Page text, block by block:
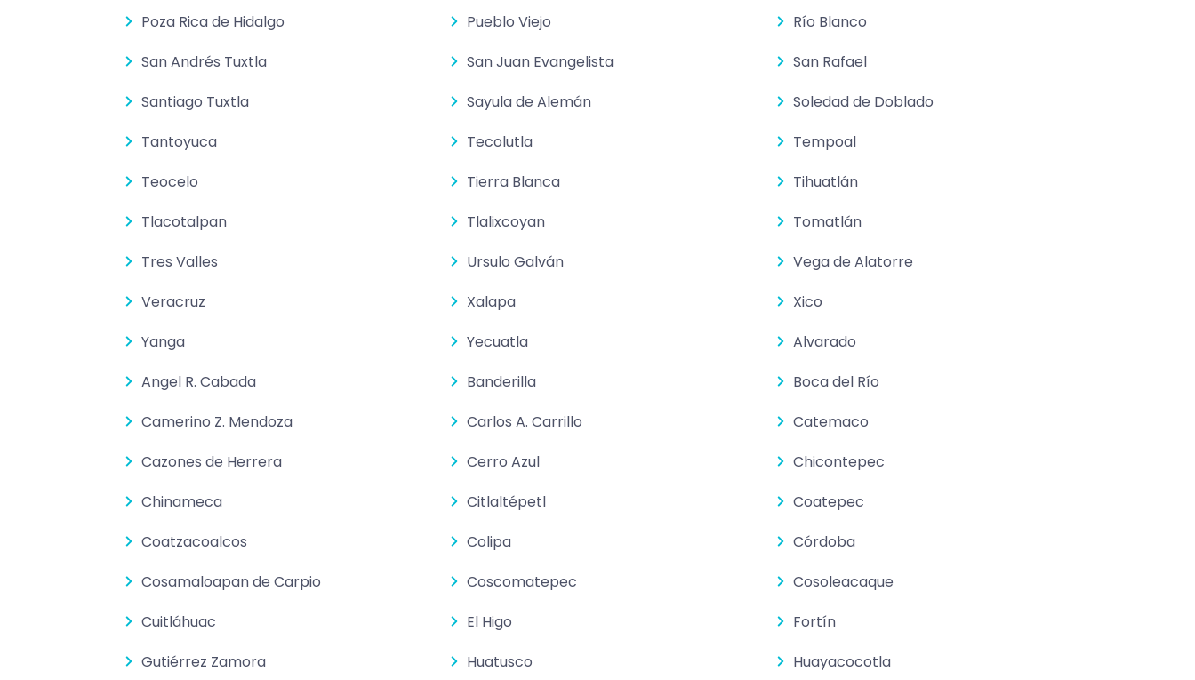
Poza Rica de Hidalgo Pueblo Viejo
Río Blanco
San Andrés Tuxtla
San Juan Evangelista
San Rafael
Santiago Tuxtla
Sayula de Alemán
Soledad de Doblado
Tantoyuca
Tecolutla
Tempoal
Teocelo
Tierra Blanca
Tihuatlán
Tlacotalpan
Tlalixcoyan
Tomatlán
Tres Valles
Ursulo Galván
Vega de Alatorre
Veracruz
Xalapa
Xico
Yanga
Yecuatla
Alvarado
Angel R. Cabada
Banderilla
Boca del Río
Camerino Z. Mendoza
Carlos A. Carrillo
Catemaco
Cazones de Herrera
Cerro Azul
Chicontepec
Chinameca
Citlaltépetl
Coatepec
Coatzacoalcos
Colipa
Córdoba
Cosamaloapan de Carpio
Coscomatepec
Cosoleacaque
Cuitláhuac
El Higo
Fortín
Gutiérrez Zamora
Huatusco
Huayacocotla